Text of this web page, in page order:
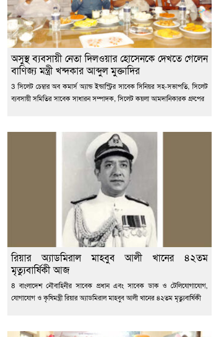
অসুস্থ ব্যবসায়ী নেতা দিলওয়ার হোসেনকে দেখতে গেলেন
বাণিজ্য মন্ত্রী খন্দকার আব্দুল মুক্তাদির
3 সিলেট চেম্বার অব কমার্স অ্যান্ড ইন্ডাস্ট্রির সাবেক সিনিয়র সহ-সভাপতি, সিলেট
ব্যবসায়ী সমিতির সাবেক সাধারন সম্পাদক, সিলেট কয়লা আমদানিকারক গ্রুপের
রিয়ার অ্যাডমিরাল মাহবুব আলী খানের ৪২তম
মৃত্যুবার্ষিকী আজ
8 বাংলাদেশ নৌবাহিনীর সাবেক প্রধান এবং সাবেক ডাক ও টেলিযোগাযোগ,
যোগাযোগ ও কৃষিমন্ত্রী রিয়ার অ্যাডমিরাল মাহবুব আলী খানের ৪২তম মৃত্যুবার্ষিকী